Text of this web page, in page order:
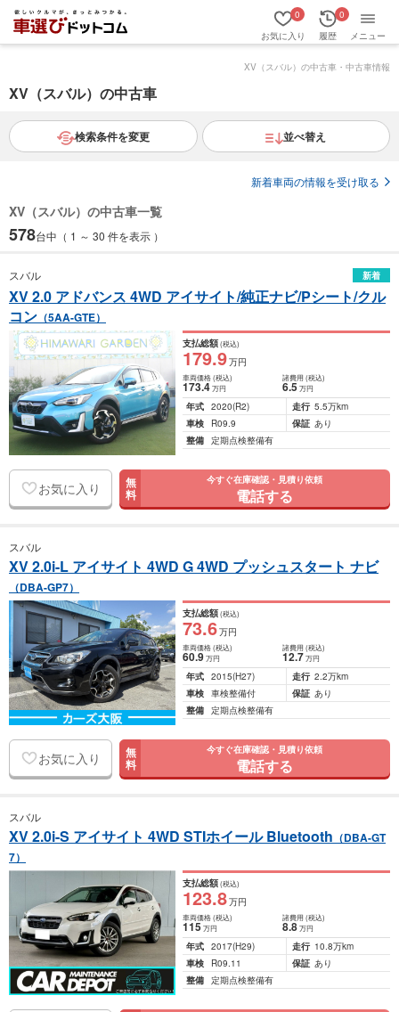
お気に入り
0
履歴
0
メニュー
XV（スバル）の中古車・中古車情報
XV（スバル）の中古車
検索条件を変更 並べ替え
新着車両の情報を受け取る
XV（スバル）の中古車一覧
578台中（ 1 ～ 30 件を表示 ）
スバル 新着
XV 2.0 アドバンス 4WD アイサイト/純正ナビ/Pシート/クル
コン （5AA-GTE）
支払総額(税込)
179.9万円
車両価格(税込)
173.4万円
諸費用 (税込)
6.5 万円
年式 2020(R2) 走行 5.5万km
車検
R09.9 保証 あり
整備 定期点検整備有
お気に入り 無
料
今すぐ在庫確認・見積り依頼
電話する
スバル
XV 2.0i-L アイサイト 4WD G 4WD プッシュスタート ナビ
（DBA-GP7）
支払総額(税込)
73.6万円
車両価格(税込)
60.9万円
諸費用 (税込)
12.7 万円
年式 2015(H27) 走行 2.2万km
車検 車検整備付 保証 あり
整備 定期点検整備有
お気に入り 無
料
今すぐ在庫確認・見積り依頼
電話する
スバル
XV 2.0i-S アイサイト 4WD STIホイール Bluetooth （DBA-GT
7）
支払総額(税込)
123.8万円
車両価格(税込)
115万円
諸費用 (税込)
8.8 万円
年式 2017(H29) 走行 10.8万km
車検
R09.11 保証 あり
整備 定期点検整備有